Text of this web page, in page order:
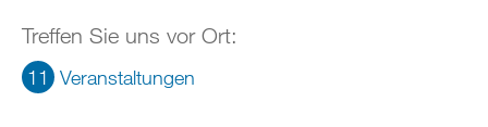
Treffen Sie uns vor Ort:
11 Veranstaltungen